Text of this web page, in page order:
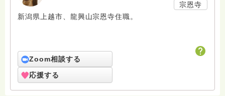
宗恩寺
新潟県上越市、龍興山宗恩寺住職。
Zoom相談する
応援する